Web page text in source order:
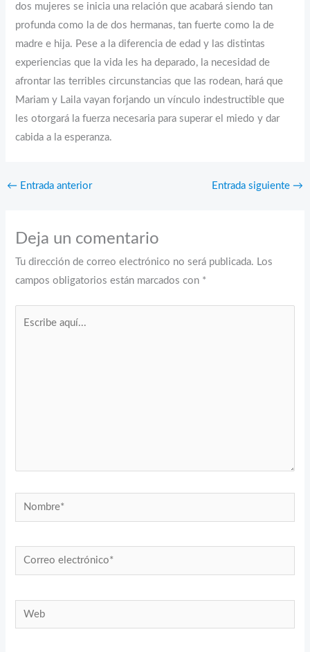
dos mujeres se inicia una relación que acabará siendo tan
profunda como la de dos hermanas, tan fuerte como la de
madre e hija. Pese a la diferencia de edad y las distintas
experiencias que la vida les ha deparado, la necesidad de
afrontar las terribles circunstancias que las rodean, hará que
Mariam y Laila vayan forjando un vínculo indestructible que
les otorgará la fuerza necesaria para superar el miedo y dar
cabida a la esperanza.
← Entrada anterior Entrada siguiente →
Deja un comentario
Tu dirección de correo electrónico no será publicada. Los
campos obligatorios están marcados con *
Nombre*
Correo
electrónico*
Web